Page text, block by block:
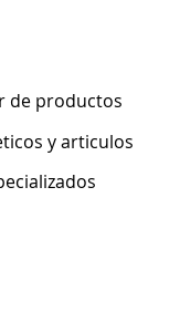
de productos
y articulos